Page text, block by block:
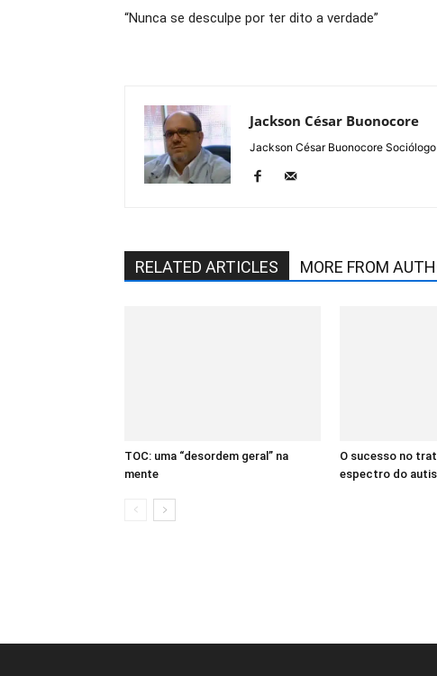
“Nunca se desculpe por ter dito a verdade”
Jackson César Buonocore
Jackson César Buonocore
RELATED ARTICLES MORE FROM
TOC: uma “desordem geral” na
mente
O sucesso no
espectro do